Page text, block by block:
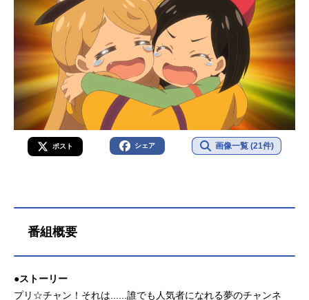
ポスト シェア 画像一覧 (21件)
番組概要
●ストーリー
プリ☆チャン！それは......誰でも人気者になれる夢のチャンネ